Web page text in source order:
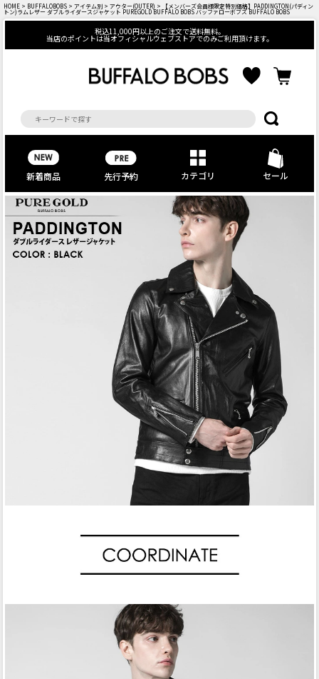
HOME > BUFFALOBOBS > アイテム別 > アウター(OUTER) > 【メンバーズ会員様限定特別価格】PADDINGTON(パディン
トン)ラムレザー ダブルライダースジャケット PUREGOLD BUFFALO BOBS バッファローボブズ BUFFALO BOBS
税込11,000円以上のご注文で送料無料。
当店のポイントは当オフィシャルウェブストアでのみご利用頂けます。
新着商品 先行予約 カテゴリ セール